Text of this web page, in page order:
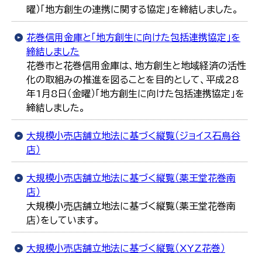
曜）「地方創生の連携に関する協定」を締結しました。
花巻信用金庫と「地方創生に向けた包括連携協定」を
締結しました
花巻市と花巻信用金庫は、地方創生と地域経済の活性
化の取組みの推進を図ることを目的として、平成28
年1月8日（金曜）「地方創生に向けた包括連携協定」を
締結しました。
大規模小売店舗立地法に基づく縦覧（ジョイス石鳥谷
店）
大規模小売店舗立地法に基づく縦覧（薬王堂花巻南
店）
大規模小売店舗立地法に基づく縦覧（薬王堂花巻南
店）をしています。
大規模小売店舗立地法に基づく縦覧（XYZ花巻）